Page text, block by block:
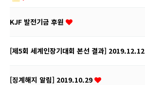
KJF 발전기금 후원
[제5회 세계인장기대회 본선 결과] 2019.12.12
[징계해지 알림] 2019.10.29